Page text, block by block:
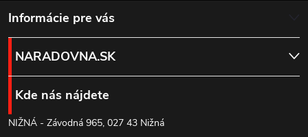
Z
á
p
ä
Informácie pre vás
NARADOVNA.SK
Kde nás nájdete
NIŽNÁ - Závodná 965, 027 43 Nižná